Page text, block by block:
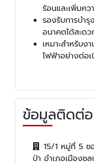
ร้อนและเพิ่มคว
รองรับการบำรุ
อนาคตได้สะดว
เหมาะสำหรับง
ไฟฟ้าอย่างต่อ
ข้อมูลติดต่อ
15/1 หมู่ที่ 5
ป่า อำเภอเมือง